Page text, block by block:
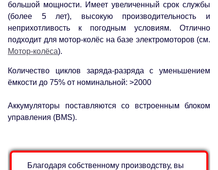
большой мощности. Имеет увеличенный срок службы
(более 5 лет), высокую производительность и
неприхотливость к погодным условиям. Отлично
подходит для мотор-колёс на базе электромоторов (см.
Мотор-колёса).
Количество циклов заряда-разряда с уменьшением
ёмкости до 75% от номинальной: >2000
Аккумуляторы поставляются со встроенным блоком
управления (BMS).
Благодаря собственному производству, вы